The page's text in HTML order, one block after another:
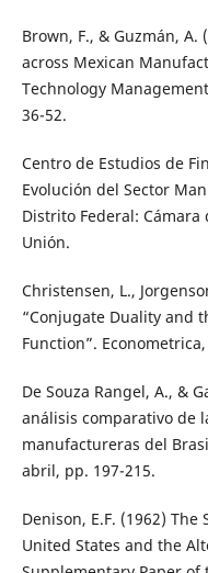
Brown, F., & Guzmán,
across Mexican
Technology
36-52.
Centro de Estudios de
Evolución del Sector
Distrito Federal: Cámara
Unión.
Christensen, L.,
“Conjugate Duality and
Function”.
De Souza Rangel, A., &
análisis comparativo de
manufactureras del
abril, pp. 197-215.
Denison, E.F. (1962)
United States and the